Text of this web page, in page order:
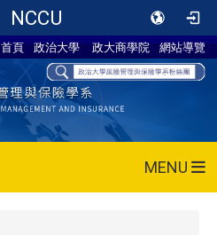
NCCU
首頁 政治大學 政大商學院 網站導覽
MENU